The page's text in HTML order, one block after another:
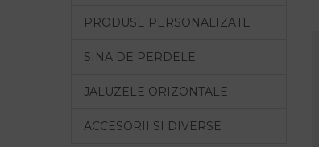
PRODUSE PERSONALIZATE
SINA DE PERDELE
JALUZELE ORIZONTALE
ACCESORII SI DIVERSE